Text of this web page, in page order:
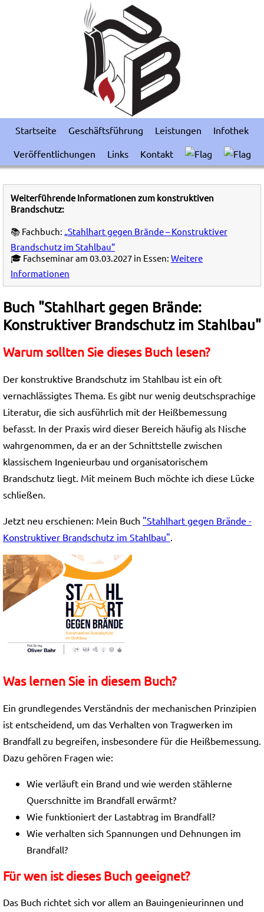
Startseite Geschäftsführung Leistungen
Infothek
Veröffentlichungen
Links Kontakt
Weiterführende Informationen zum konstruktiven
Brandschutz:
📚 Fachbuch: „Stahlhart gegen Brände – Konstruktiver
Brandschutz im Stahlbau“
🎓 Fachseminar am 03.03.2027 in Essen: Weitere
Informationen
Buch "Stahlhart gegen Brände:
Konstruktiver Brandschutz im Stahlbau"
Warum sollten Sie dieses Buch lesen?
Der konstruktive Brandschutz im Stahlbau ist ein oft
vernachlässigtes Thema. Es gibt nur wenig deutschsprachige
Literatur, die sich ausführlich mit der Heißbemessung
befasst. In der Praxis wird dieser Bereich häufig als Nische
wahrgenommen, da er an der Schnittstelle zwischen
klassischem Ingenieurbau und organisatorischem
Brandschutz liegt. Mit meinem Buch möchte ich diese Lücke
schließen.
Jetzt neu erschienen: Mein Buch "Stahlhart gegen Brände -
Konstruktiver Brandschutz im Stahlbau"
Was lernen Sie in diesem Buch?
Ein grundlegendes Verständnis der mechanischen Prinzipien
ist entscheidend, um das Verhalten von Tragwerken im
Brandfall zu begreifen, insbesondere für die Heißbemessung.
Dazu gehören Fragen wie:
Wie verläuft ein Brand und wie werden stählerne
Querschnitte im Brandfall erwärmt?
Wie funktioniert der Lastabtrag im Brandfall?
Wie verhalten sich Spannungen und Dehnungen im
Brandfall?
Für wen ist dieses Buch geeignet?
Das Buch richtet sich vor allem an Bauingenieurinnen und